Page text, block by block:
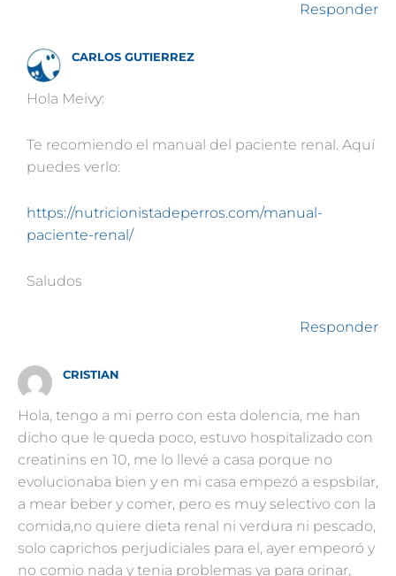
Responder
CARLOS GUTIERREZ
Hola Meivy:
Te recomiendo el manual del paciente renal. Aquí
puedes verlo:
https://nutricionistadeperros.com/manual-
paciente-renal/
Saludos
Responder
CRISTIAN
Hola, tengo a mi perro con esta dolencia, me han
dicho que le queda poco, estuvo hospitalizado con
creatinins en 10, me lo llevé a casa porque no
evolucionaba bien y en mi casa empezó a espsbilar,
a mear beber y comer, pero es muy selectivo con la
comida,no quiere dieta renal ni verdura ni pescado,
solo caprichos perjudiciales para el, ayer empeoró y
no comio nada y tenia problemas ya para orinar,